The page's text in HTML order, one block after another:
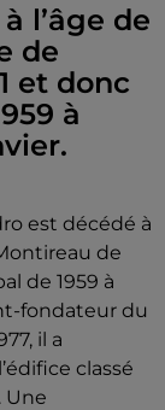
l’âge de
de
et donc
à
est décédé à
de
de 1959 à
fondateur du
il a
classé
Une